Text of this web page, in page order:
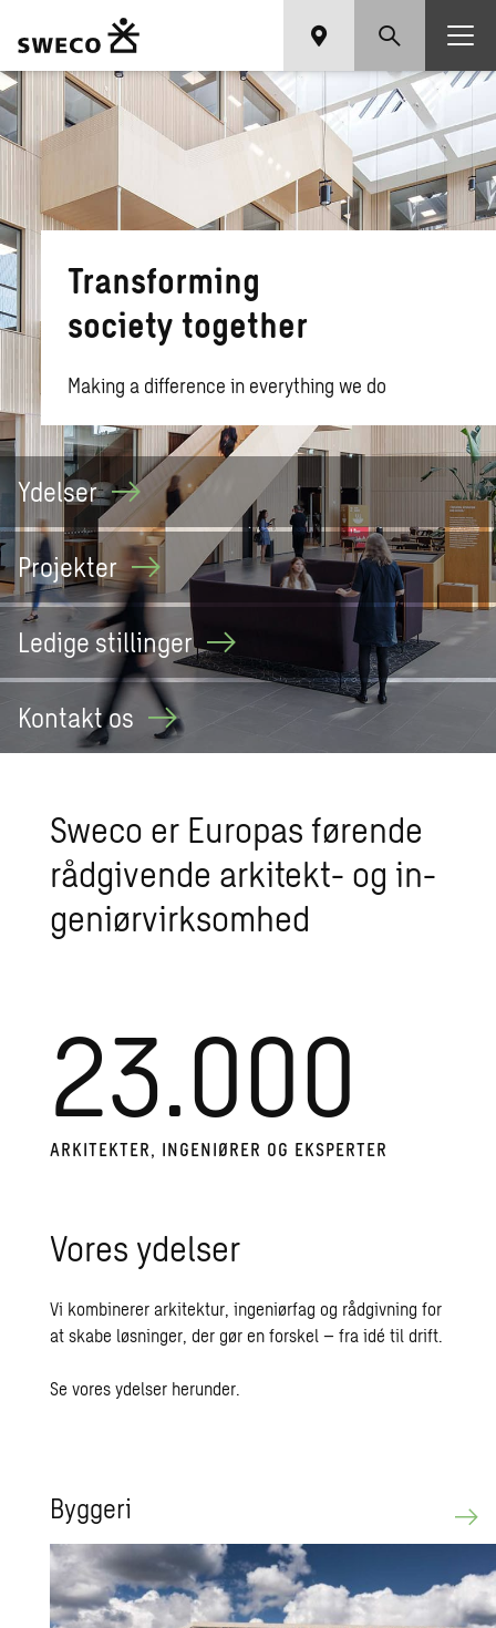
Transforming
society together
Making a difference in everything we do
Ydelser
Projekter
Ledige stillinger
Kontaktos
Sweco er Eu­ro­pas før­en­de
rå­d­gi­ven­de ar­ki­tekt- og in­
ge­ni­ør­virk­som­hed
23.000
AR­KI­TEK­TER, IN­GE­NI­Ø­RER OG EKS­PER­TER
Vores ydelser
Vi kombinerer arkitektur, ingeniørfag og rådgivning for
at skabe løsninger, der gør en forskel – fra idé til drift.
Se vores ydelser herunder.
Byg­ge­ri